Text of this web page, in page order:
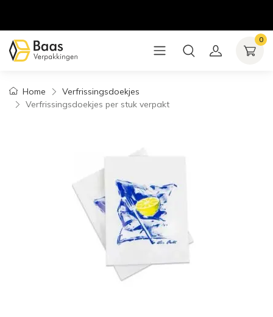
0
Home
Verfrissingsdoekjes
Verfrissingsdoekjes per stuk verpakt